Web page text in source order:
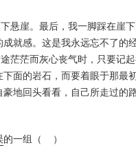
崖。最后，我一脚踩在崖
就感。这是我永远忘不了的
茫而灰心丧气时，只要记
面的岩石，而要着眼于那最
地回头看看，自己所走过的
的一组（ ）